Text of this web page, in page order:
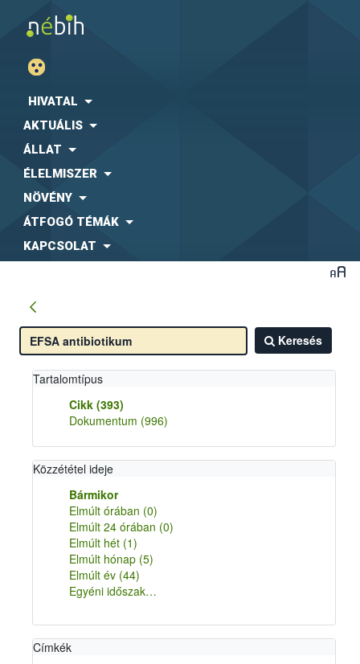
HIVATAL
AKTUÁLIS
ÁLLAT
ÉLELMISZER
NÖVÉNY
ÁTFOGÓ TÉMÁK
KAPCSOLAT
Keresés
Tartalomtípus
Cikk (393)
Dokumentum (996)
Közzététel ideje
Bármikor
Elmúlt órában (0)
Elmúlt 24 órában (0)
Elmúlt hét (1)
Elmúlt hónap (5)
Elmúlt év (44)
Egyéni időszak…
Címkék